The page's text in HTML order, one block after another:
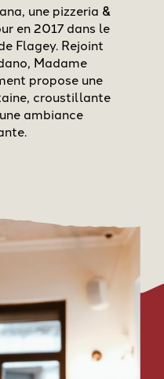
une pizzeria &
en 2017 dans le
Flagey. Rejoint
Madame
propose une
croustillante
ambiance